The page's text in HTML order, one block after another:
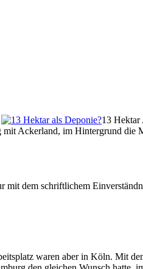
13 Hektar
mit Ackerland, im Hintergrund die
mit dem schriftlichem
waren aber in Köln. Mit